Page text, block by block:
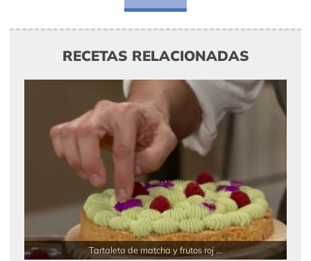
RECETAS RELACIONADAS
Tartaleta de matcha y frutos roj ...